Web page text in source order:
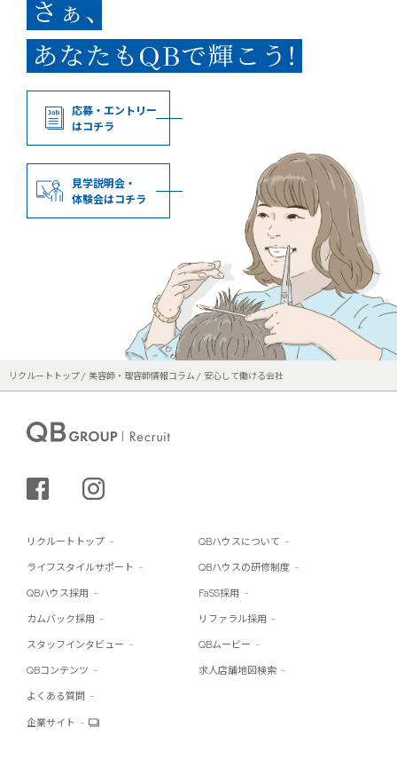
応募・エントリー
はコチラ
見学説明会・
体験会はコチラ
リクルートトップ 美容師・理容師情報コラム 安心して働ける会社
シェアする
リクルートトップ QBハウスについて
ライフスタイルサポート QBハウスの研修制度
QBハウス採用 FaSS採用
カムバック採用 リファラル採用
スタッフインタビュー QBムービー
QBコンテンツ 求人店舗地図検索
よくある質問
企業サイト